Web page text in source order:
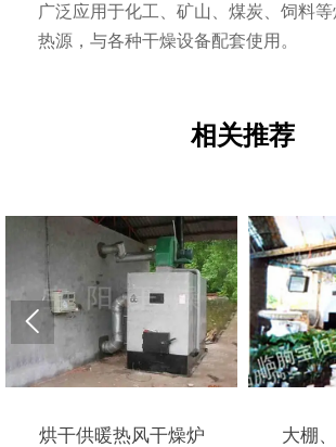
广泛应用于化工、矿山、煤炭、饲料
热源，与各种干燥设备配套使用。
相关推荐
烘干供暖热风干燥炉 大棚
